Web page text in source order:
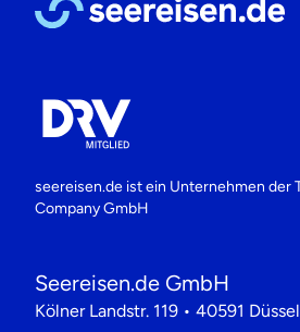
seereisen.de ist ein Unternehmen der
Company GmbH
Seereisen.de GmbH
Kölner Landstr. 119 • 40591